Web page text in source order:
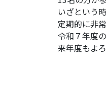
いざという
定期的に非
令和７年度
来年度もよ